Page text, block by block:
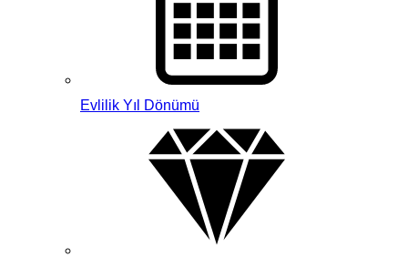
Evlilik Yıl Dönümü